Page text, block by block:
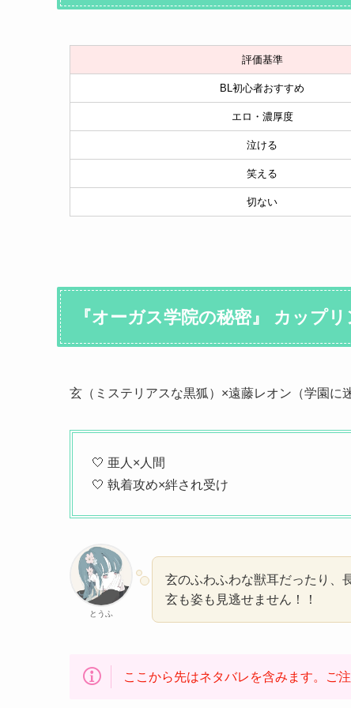
評価基準
BL初心者おすすめ
エロ・濃厚度
泣ける
笑える
切ない
『オーガス学院の秘密』 カップ
玄（ミステリアスな黒狐）×遠藤レオン（学園に
🤍 亜人×人間
🤍 執着攻め×絆され受け
とうふ
玄のふわふわな獣耳だったり、
玄も姿も見逃せません！！
ここから先はネタバレを含みます。ご注